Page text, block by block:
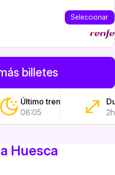
Seleccionar
billetes
Último tren
08:05
Huesca